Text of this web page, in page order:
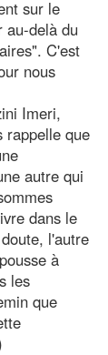
sur le
au-delà du
C'est
nous
Imeri,
rappelle que
autre qui
dans le
l'autre
à
les
que